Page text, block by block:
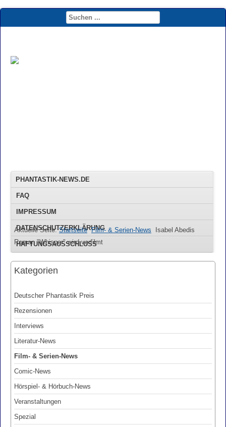
PHANTASTIK-NEWS.DE
FAQ
IMPRESSUM
DATENSCHUTZERKLÄRUNG
HAFTUNGSAUSSCHLUSS
Aktuelle Seite:Startseite Film- & Serien-News
Isabel Abedis
Roman "Whisper" wird verfilmt
Kategorien
Deutscher Phantastik Preis
Rezensionen
Interviews
Literatur-News
Film- & Serien-News
Comic-News
Hörspiel- & Hörbuch-News
Veranstaltungen
Spezial